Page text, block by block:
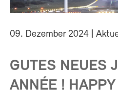
09. Dezember 2024 |
GUTES NEUES
ANNÉE !